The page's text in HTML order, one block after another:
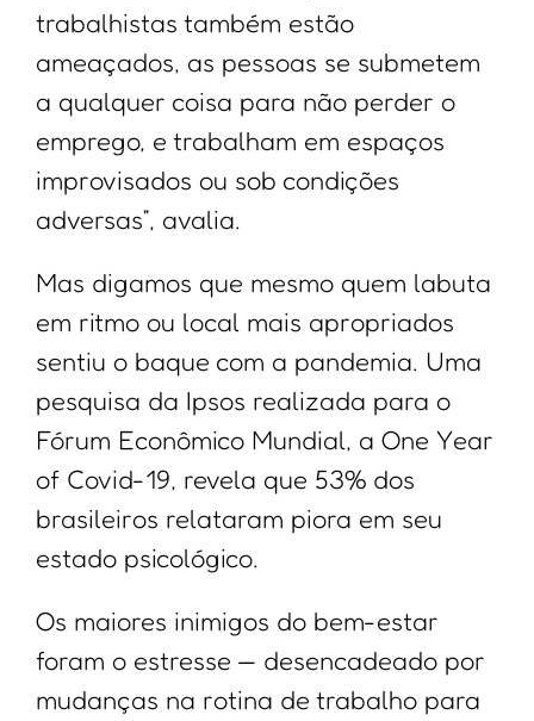
trabalhistas também estão
ameaçados, as pessoas se submetem
a qualquer coisa para não perder o
emprego, e trabalham em espaços
improvisados ou sob condições
adversas”, avalia.
Mas digamos que mesmo quem labuta
em ritmo ou local mais apropriados
sentiu o baque com a pandemia. Uma
pesquisa da Ipsos realizada para o
Fórum Econômico Mundial, a One Year
of Covid-19, revela que 53% dos
brasileiros relataram piora em seu
estado psicológico.
Os maiores inimigos do bem-estar
foram o estresse — desencadeado por
mudanças na rotina de trabalho para